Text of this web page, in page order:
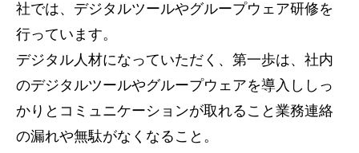
社では、デジタルツールやグループウェア研修を
行っています。
デジタル人材になっていただく、第一歩は、社内
のデジタルツールやグループウェアを導入ししっ
かりとコミュニケーションが取れること業務連絡
の漏れや無駄がなくなること。